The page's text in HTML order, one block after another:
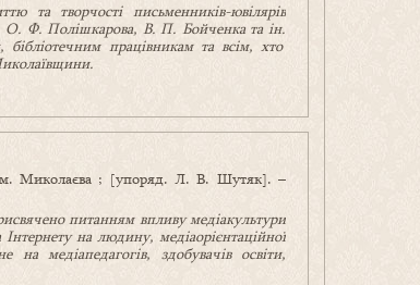
та творчості письменників-ювілярів
О. Ф. Полішкарова, В. П. Бойченка та ін.
працівникам та всім, хто
Миколаєва ; [упоряд. Л. В. Шутяк]. –
питанням впливу медіакультури
Інтернету на людину, медіаорієнтаційної
на медіапедагогів, здобувачів освіти,